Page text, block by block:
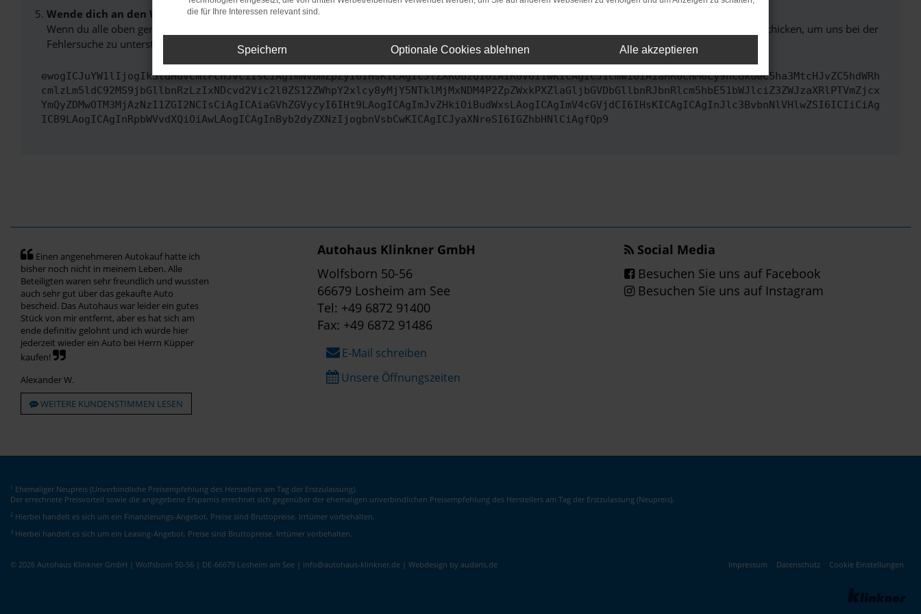
Wende dich an den Webseitenbetreiber.
Wenn du alle oben genannten Schritte versucht hast, kontaktiere uns bitte. Wir werden versuchen, das Problem zu beheben. Du kannst uns diesen Text schicken, um uns bei der
Fehlersuche zu unterstützen:
ewogICJuYW1lIjogIk5ldHdvcmtFcnJvciIsCiAgImNvbmZpZyI6IHsKICAgICJtZXRob2QiOiAiR0VUIiwKICAgICJ1cmwiOiAiaHR0cHM6Ly9hcGkueC5ha3MtcHJvZC5hdWRh
cmlzLm5ldC92MS9jbGllbnRzLzIxNDcvd2Vic2l0ZS12ZWhpY2xlcy8yMjY5NTklMjMxNDM4P2ZpZWxkPXZlaGljbGVDbGllbnRJbnRlcm5hbE51bWJlciZ3ZWJzaXRlPTVmZjcx
YmQyZDMwOTM3MjAzNzI1ZGI2NCIsCiAgICAiaGVhZGVycyI6IHt9LAogICAgImJvZHkiOiBudWxsLAogICAgImV4cGVjdCI6IHsKICAgICAgInJlc3BvbnNlVHlwZSI6ICIiCiAg
ICB9LAogICAgInRpbWVvdXQiOiAwLAogICAgInByb2dyZXNzIjogbnVsbCwKICAgICJyaXNreSI6IGZhbHNlCiAgfQp9
Einen angenehmeren Autokauf hatte ich
bisher noch nicht in meinem Leben. Alle
Beteiligten waren sehr freundlich und wussten
auch sehr gut über das gekaufte Auto
bescheid. Das Autohaus war leider ein gutes
Stück von mir entfernt, aber es hat sich am
ende definitiv gelohnt und ich würde hier
jederzeit wieder ein Auto bei Herrn Küpper
kaufen!
Alexander W.
WEITERE KUNDENSTIMMEN LESEN
Autohaus Klinkner GmbH
Wolfsborn 50-56
66679 Losheim am See
Tel: +49 6872 91400
Fax: +49 6872 91486
E-Mail schreiben
Unsere Öffnungszeiten
Social Media
Besuchen Sie uns auf Facebook
Besuchen Sie uns auf Instagram
1 Ehemaliger Neupreis (Unverbindliche Preisempfehlung des Herstellers am Tag der Erstzulassung).
Der errechnete Preisvorteil sowie die angegebene Ersparnis errechnet sich gegenüber der ehemaligen unverbindlichen Preisempfehlung des Herstellers am Tag der Erstzulassung (Neupreis).
2 Hierbei handelt es sich um ein Finanzierungs-Angebot. Preise sind Bruttopreise. Irrtümer vorbehalten.
3 Hierbei handelt es sich um ein Leasing-Angebot. Preise sind Bruttopreise. Irrtümer vorbehalten.
Impressum Datenschutz Cookie Einstellungen
© 2026 Autohaus Klinkner GmbH | Wolfsborn 50-56 | DE-66679 Losheim am See | info@autohaus-klinkner.de | Webdesign by audaris.de
die für Ihre Interessen relevant sind.
Speichern Optionale Cookies ablehnen Alle akzeptieren